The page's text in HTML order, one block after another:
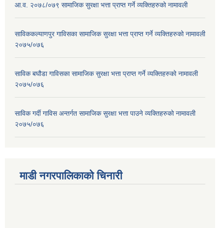
आ.व. २०७८/०७९ सामाजिक सुरक्षा भत्ता प्राप्त गर्ने व्यक्तिहरुको नामावली
साविककल्याणपुर गाविसका सामाजिक सुरक्षा भत्ता प्राप्त गर्ने व्यक्तिहरुको नामावली
२०७५/०७६
साविक बघौडा गाविसका सामाजिक सुरक्षा भत्ता प्राप्त गर्ने व्यक्तिहरुको नामावली
२०७५/०७६
साविक गर्दी गाविस अन्तर्गत सामाजिक सुरक्षा भत्ता पाउने व्यक्तिहरुको नामावली
२०७५/०७६
माडी नगरपालिकाको चिनारी